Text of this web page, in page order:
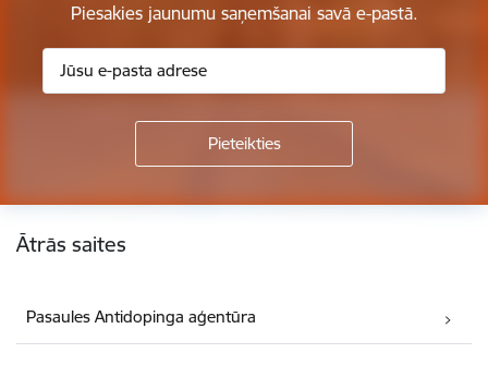
Piesakies jaunumu saņemšanai savā e-pastā.
Ātrās saites
Pasaules Antidopinga aģentūra